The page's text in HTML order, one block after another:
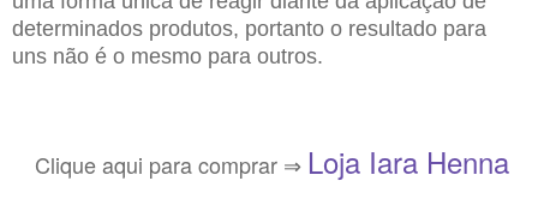
determinados produtos, portanto o resultado para
uns não é o mesmo para outros.
Clique aqui para comprar ⇒ Loja Iara Henna